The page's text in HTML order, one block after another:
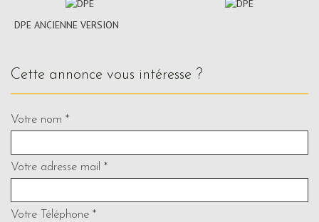
DPE ANCIENNE VERSION
cette annonce vous intéresse ?
Votre nom *
Votre adresse mail *
Votre Téléphone *